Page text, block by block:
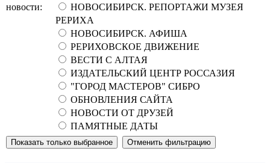
новости:
НОВОСИБИРСК. РЕПОРТАЖИ МУЗЕЯ
РЕРИХА
НОВОСИБИРСК. АФИША
РЕРИХОВСКОЕ ДВИЖЕНИЕ
ВЕСТИ С АЛТАЯ
ИЗДАТЕЛЬСКИЙ ЦЕНТР РОССАЗИЯ
"ГОРОД МАСТЕРОВ" СИБРО
ОБНОВЛЕНИЯ САЙТА
НОВОСТИ ОТ ДРУЗЕЙ
ПАМЯТНЫЕ ДАТЫ